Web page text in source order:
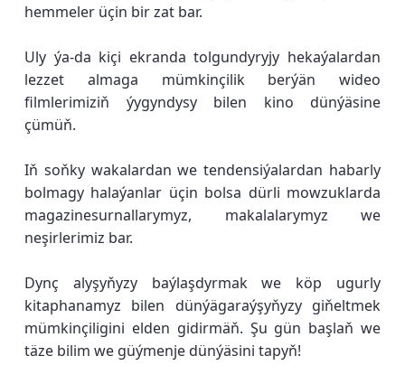
hemmeler üçin bir zat bar.
Uly ýa-da kiçi ekranda tolgundyryjy hekaýalardan
lezzet almaga mümkinçilik berýän wideo
filmlerimiziň ýygyndysy bilen kino dünýäsine
çümüň.
Iň soňky wakalardan we tendensiýalardan habarly
bolmagy halaýanlar üçin bolsa dürli mowzuklarda
magazinesurnallarymyz, makalalarymyz we
neşirlerimiz bar.
Dynç alyşyňyzy baýlaşdyrmak we köp ugurly
kitaphanamyz bilen dünýägaraýşyňyzy giňeltmek
mümkinçiligini elden gidirmäň. Şu gün başlaň we
täze bilim we güýmenje dünýäsini tapyň!